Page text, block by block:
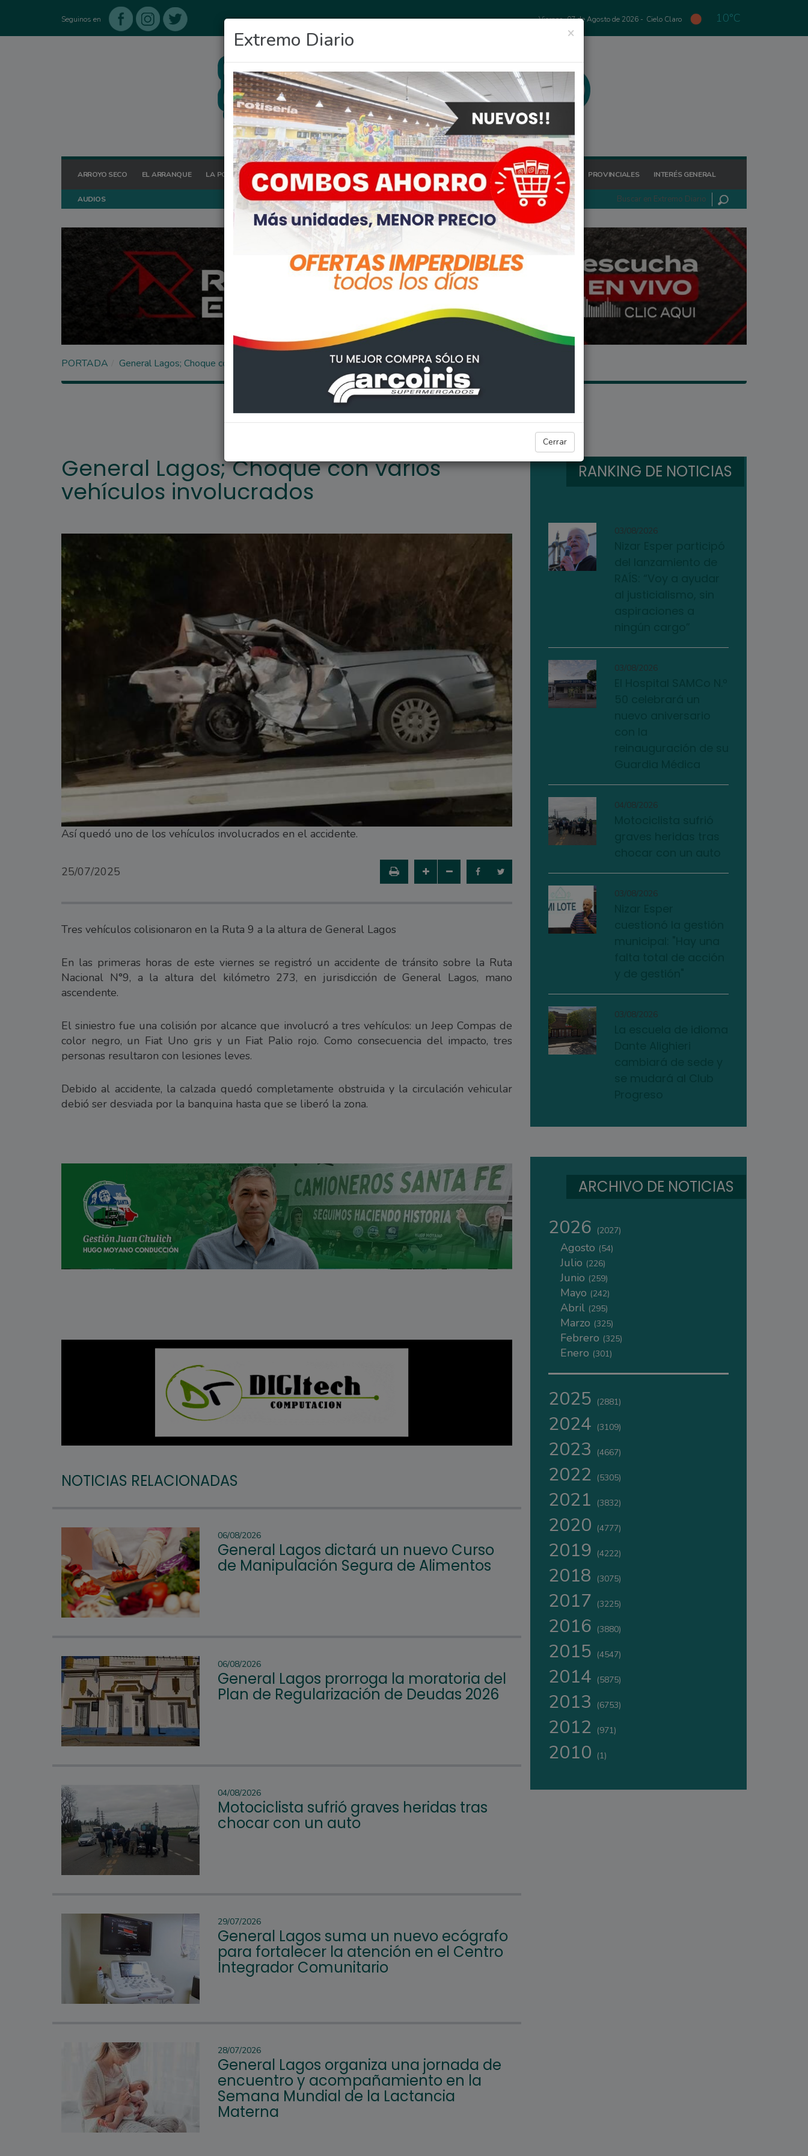
Seguinos en Viernes, 07 de Agosto de 2026 - Cielo Claro 10°C
ARROYO SECO EL ARRANQUE LA POSTA HOY OCIO DEPORTES FIGHIERA GENERAL LAGOS POLICIALES REGIONALES PROVINCIALES INTERÉS GENERAL
AUDIOS
×
Extremo Diario
Cerrar
PORTADA General Lagos; Choque con varios vehículos involucrados
GENERAL LAGOS
General Lagos; Choque con varios
vehículos involucrados
Así quedó uno de los vehículos involucrados en el accidente.
25/07/2025
Tres vehículos colisionaron en la Ruta 9 a la altura de General Lagos
En las primeras horas de este viernes se registró un accidente de tránsito sobre la Ruta
Nacional N°9, a la altura del kilómetro 273, en jurisdicción de General Lagos, mano
ascendente.
El siniestro fue una colisión por alcance que involucró a tres vehículos: un Jeep Compas de
color negro, un Fiat Uno gris y un Fiat Palio rojo. Como consecuencia del impacto, tres
personas resultaron con lesiones leves.
Debido al accidente, la calzada quedó completamente obstruida y la circulación vehicular
debió ser desviada por la banquina hasta que se liberó la zona.
NOTICIAS RELACIONADAS
06/08/2026
General Lagos dictará un nuevo Curso
de Manipulación Segura de Alimentos
06/08/2026
General Lagos prorroga la moratoria del
Plan de Regularización de Deudas 2026
04/08/2026
Motociclista sufrió graves heridas tras
chocar con un auto
29/07/2026
General Lagos suma un nuevo ecógrafo
para fortalecer la atención en el Centro
Integrador Comunitario
28/07/2026
General Lagos organiza una jornada de
encuentro y acompañamiento en la
Semana Mundial de la Lactancia
Materna
RANKING DE NOTICIAS
03/08/2026
03/08/2026
04/08/2026
03/08/2026
03/08/2026
ARCHIVO DE NOTICIAS
2026 (2027)
Agosto (54)
Julio (226)
Junio (259)
Mayo (242)
Abril (295)
Marzo (325)
Febrero (325)
Enero (301)
2025 (2881)
2024 (3109)
2023 (4667)
2022 (5305)
2021 (3832)
2020 (4777)
2019 (4222)
2018 (3075)
2017 (3225)
2016 (3880)
2015 (4547)
2014 (5875)
2013 (6753)
2012 (971)
2010 (1)